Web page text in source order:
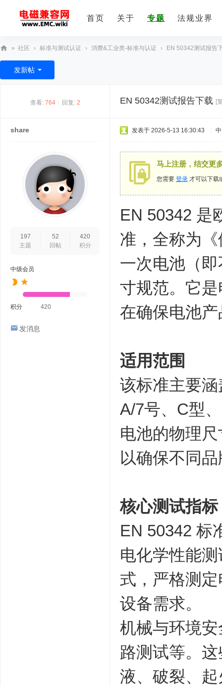
首页 关于 专题 法规业界
E
» 社区 › 标准与测试认证 › 消费&工业类-标准与认证 › EN 50342测试报告
发新帖
查看: 764 回复: 2 EN 50342测试报告下载 [
share
197
主题
52
回帖
420
积分
中级会员
积分 420
发消息
发表于 2026-5-13 16:30:43
马上注册，结交更
您需要 登录 才可以下载
EN 50342 是
准，全称为
一次电池（
寸规范。它
在确保电池
适用范围
该标准主要
A/7号、C型
电池的物理
以确保不同
核心测试指标
EN 50342 标
电化学性能
式，严格测
设备需求。
机械与环境
路测试等。
液、破裂、